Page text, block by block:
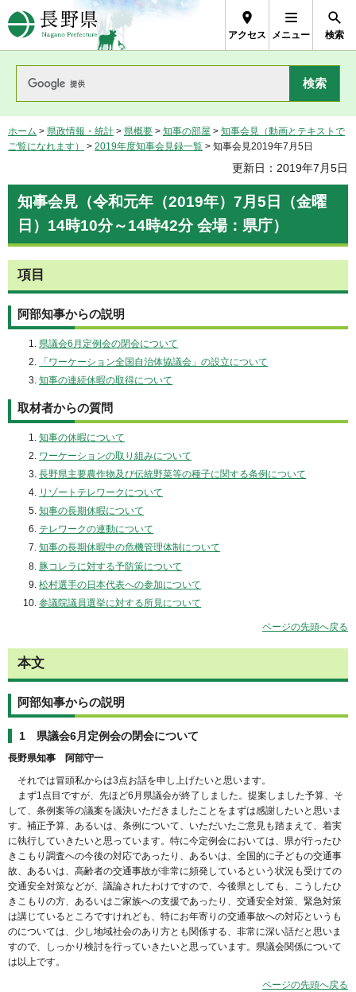
長野県Nagano Prefecture
アクセス メニュー 検索
ホーム > 県政情報・統計 > 県概要 > 知事の部屋 > 知事会見（動画とテキストで
ご覧になれます）
> 2019年度知事会見録一覧 > 知事会見2019年7月5日
更新日：2019年7月5日
知事会見（令和元年（2019年）7月5日（金曜
日）14時10分～14時42分 会場：県庁）
項目
阿部知事からの説明
県議会6月定例会の閉会について
「ワーケーション全国自治体協議会」の設立について
知事の連続休暇の取得について
取材者からの質問
知事の休暇について
ワーケーションの取り組みについて
長野県主要農作物及び伝統野菜等の種子に関する条例について
リゾートテレワークについて
知事の長期休暇について
テレワークの連動について
知事の長期休暇中の危機管理体制について
豚コレラに対する予防策について
松村選手の日本代表への参加について
参議院議員選挙に対する所見について
ページの先頭へ戻る
本文
阿部知事からの説明
1 県議会6月定例会の閉会について
長野県知事 阿部守一
それでは冒頭私からは3点お話を申し上げたいと思います。
まず1点目ですが、先ほど6月県議会が終了しました。提案しました予算、そ
して、条例案等の議案を議決いただきましたことをまずは感謝したいと思いま
す。補正予算、あるいは、条例について、いただいたご意見も踏まえて、着実
に執行していきたいと思っています。特に今定例会においては、県が行ったひ
きこもり調査への今後の対応であったり、あるいは、全国的に子どもの交通事
故、あるいは、高齢者の交通事故が非常に頻発しているという状況も受けての
交通安全対策などが、議論されたわけですので、今後県としても、こうしたひ
きこもりの方、あるいはご家族への支援であったり、交通安全対策、緊急対策
は講じているところですけれども、特にお年寄りの交通事故への対応というも
のについては、少し地域社会のあり方とも関係する、非常に深い話だと思いま
すので、しっかり検討を行っていきたいと思っています。県議会関係について
は以上です。
ページの先頭へ戻る